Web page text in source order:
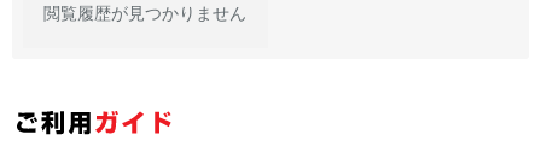
閲覧履歴が見つかりません